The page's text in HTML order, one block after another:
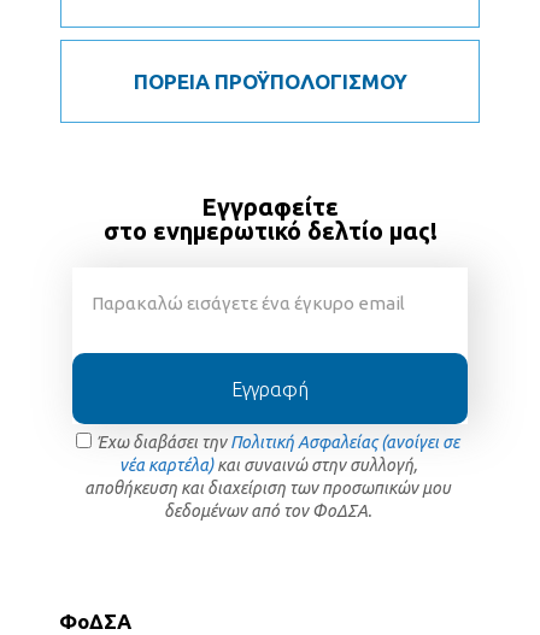
ΠΟΡΕΙΑ ΠΡΟΫΠΟΛΟΓΙΣΜΟΥ
Εγγραφείτε
στο ενημερωτικό δελτίο μας!
Έχω διαβάσει τηνΠολιτική Ασφαλείας (ανοίγει σε
νέα καρτέλα)και συναινώ στην συλλογή,
αποθήκευση και διαχείριση των προσωπικών μου
δεδομένων από τον ΦοΔΣΑ.
Εγγραφή
ΦοΔΣΑ